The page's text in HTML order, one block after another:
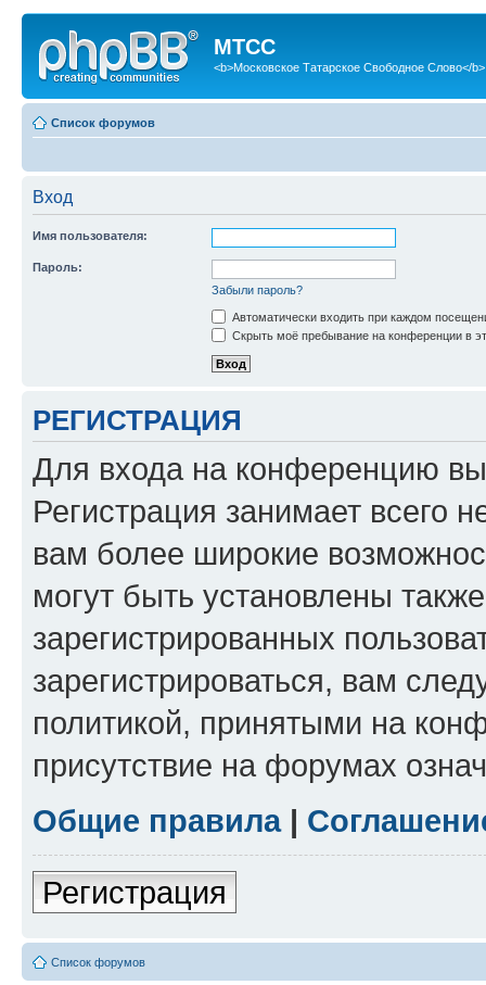
МТСС
<b>Московское Татарское Свободное Слово</b>
Список форумов
Вход
Имя пользователя:
Пароль:
Забыли пароль?
Автоматически входить при каждом
Скрыть моё пребывание на конференции в
РЕГИСТРАЦИЯ
Для входа на конференцию
Регистрация занимает всего
вам более широкие
могут быть установлены
зарегистрированных
зарегистрироваться, вам
политикой, принятыми на
присутствие на форумах
Общие правила|
Регистрация
Список форумов